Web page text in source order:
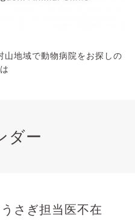
山地域で動物病院をお探しの
ダー
うさぎ担当医不在